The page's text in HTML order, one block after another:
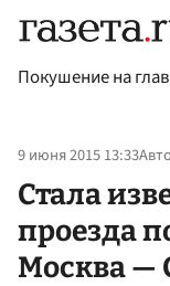
Покушение на
9 июня 2015 13:33
Стала
проезда
Москва —